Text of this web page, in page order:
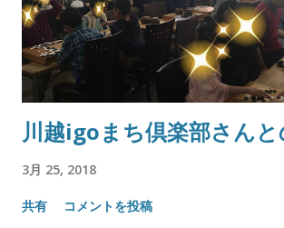
川越igoまち倶楽部さん
3月 25, 2018
共有 コメントを投稿